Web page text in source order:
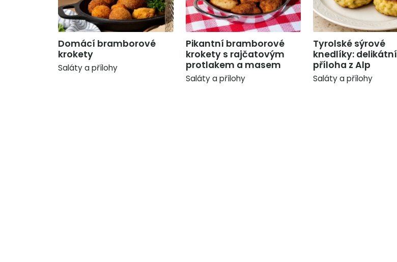
Domácí bramborové
krokety
Saláty a přílohy
Pikantní bramborové
krokety s rajčatovým
protlakem a masem
Saláty a přílohy
Tyrolské sýrové
knedlíky: delikátní
příloha z Alp
Saláty a přílohy